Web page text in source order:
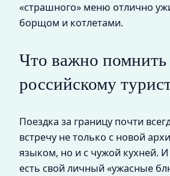
«страшного» меню отлично
борщом и котлетами.
Что важно помнить
российскому
Поездка за границу почти
встречу не только с новой
языком, но и с чужой кухней. И
есть свой личный «ужасные